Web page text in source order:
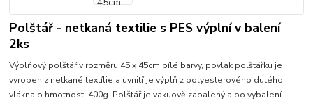
Polštář - netkaná textilie s PES výplní v balení
2ks
Výplňový polštář v rozměru 45 x 45cm bílé barvy, povlak polštářku je
vyroben z netkané textílie a uvnitř je výplň z polyesterového dutého
vlákna o hmotnosti 400g. Polštář je vakuově zabalený a po vybalení